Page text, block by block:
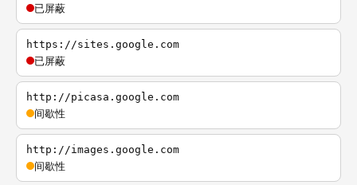
已屏蔽
https://sites.google.com
已屏蔽
http://picasa.google.com
间歇性
http://images.google.com
间歇性